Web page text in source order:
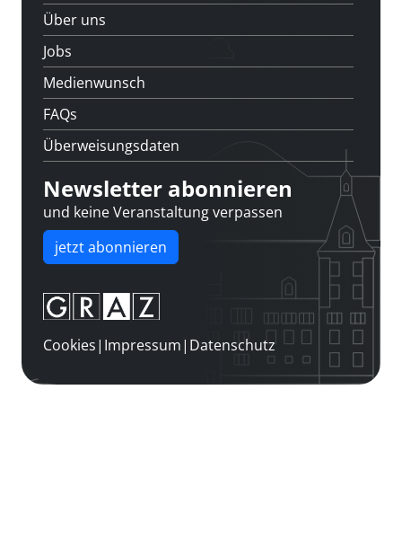
Über uns
Jobs
Medienwunsch
FAQs
Überweisungsdaten
Newsletter abonnieren
und keine Veranstaltung verpassen
jetzt abonnieren
Cookies| Impressum| Datenschutz